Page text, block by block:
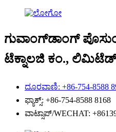
ಗುವಾಂಗ್‌ಡಾಂಗ್
ಟೆಕ್ನಾಲಜಿ ಕಂ.,
ದೂರವಾಣಿ: +86-754-8588
ಫ್ಯಾಕ್ಸ್: +86-754-8588 8168
ವಾಟ್ಸಾಪ್/WECHAT: